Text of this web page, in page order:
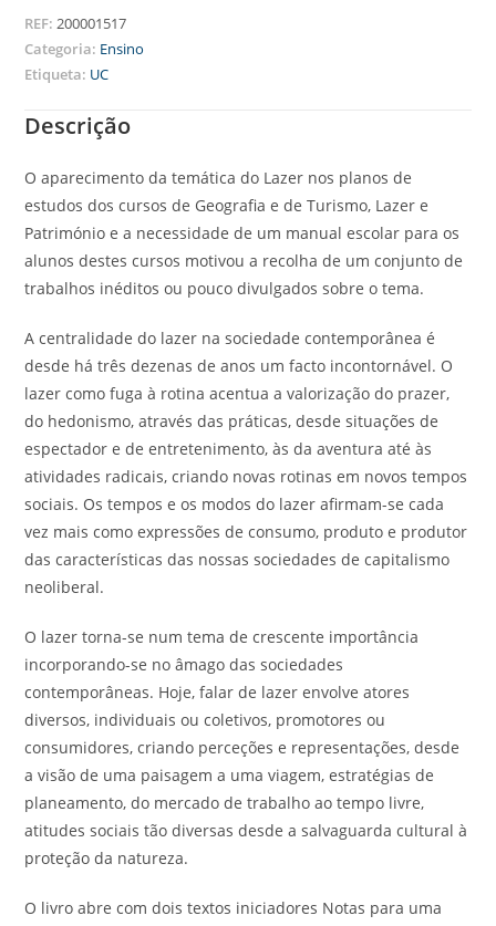
REF:200001517
Categoria: Ensino
Etiqueta: UC
Descrição
O aparecimento da temática do Lazer nos planos de
estudos dos cursos de Geografia e de Turismo, Lazer e
Património e a necessidade de um manual escolar para os
alunos destes cursos motivou a recolha de um conjunto de
trabalhos inéditos ou pouco divulgados sobre o tema.
A centralidade do lazer na sociedade contemporânea é
desde há três dezenas de anos um facto incontornável. O
lazer como fuga à rotina acentua a valorização do prazer,
do hedonismo, através das práticas, desde situações de
espectador e de entretenimento, às da aventura até às
atividades radicais, criando novas rotinas em novos tempos
sociais. Os tempos e os modos do lazer afirmam-se cada
vez mais como expressões de consumo, produto e produtor
das características das nossas sociedades de capitalismo
neoliberal.
O lazer torna-se num tema de crescente importância
incorporando-se no âmago das sociedades
contemporâneas. Hoje, falar de lazer envolve atores
diversos, individuais ou coletivos, promotores ou
consumidores, criando perceções e representações, desde
a visão de uma paisagem a uma viagem, estratégias de
planeamento, do mercado de trabalho ao tempo livre,
atitudes sociais tão diversas desde a salvaguarda cultural à
proteção da natureza.
O livro abre com dois textos iniciadores Notas para uma